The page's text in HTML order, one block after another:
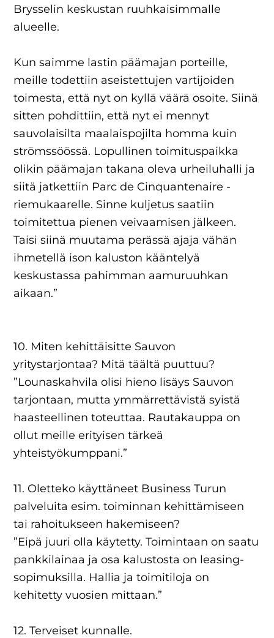
Brysselin keskustan ruuhkaisimmalle
alueelle.
Kun saimme lastin päämajan porteille,
meille todettiin aseistettujen vartijoiden
toimesta, että nyt on kyllä väärä osoite. Siinä
sitten pohdittiin, että nyt ei mennyt
sauvolaisilta maalaispojilta homma kuin
strömssöössä. Lopullinen toimituspaikka
olikin päämajan takana oleva urheiluhalli ja
siitä jatkettiin Parc de Cinquantenaire -
riemukaarelle. Sinne kuljetus saatiin
toimitettua pienen veivaamisen jälkeen.
Taisi siinä muutama perässä ajaja vähän
ihmetellä ison kaluston kääntelyä
keskustassa pahimman aamuruuhkan
aikaan.”
10. Miten kehittäisitte Sauvon
yritystarjontaa? Mitä täältä puuttuu?
”Lounaskahvila olisi hieno lisäys Sauvon
tarjontaan, mutta ymmärrettävistä syistä
haasteellinen toteuttaa. Rautakauppa on
ollut meille erityisen tärkeä
yhteistyökumppani.”
11. Oletteko käyttäneet Business Turun
palveluita esim. toiminnan kehittämiseen
tai rahoitukseen hakemiseen?
”Eipä juuri olla käytetty. Toimintaan on saatu
pankkilainaa ja osa kalustosta on leasing-
sopimuksilla. Hallia ja toimitiloja on
kehitetty vuosien mittaan.”
12. Terveiset kunnalle.